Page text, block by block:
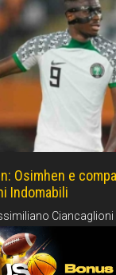
Osimhen e
Indomabili
Ciancaglioni